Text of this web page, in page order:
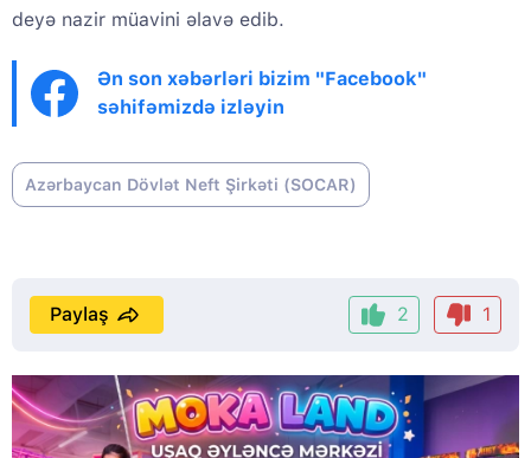
deyə nazir müavini əlavə edib.
Ən son xəbərləri bizim "Facebook"
səhifəmizdə izləyin
Azərbaycan Dövlət Neft Şirkəti (SOCAR)
2 1
Paylaş